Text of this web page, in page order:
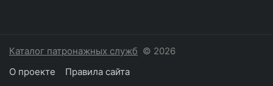
Каталог патронажных служб © 2026
О проекте
Правила сайта